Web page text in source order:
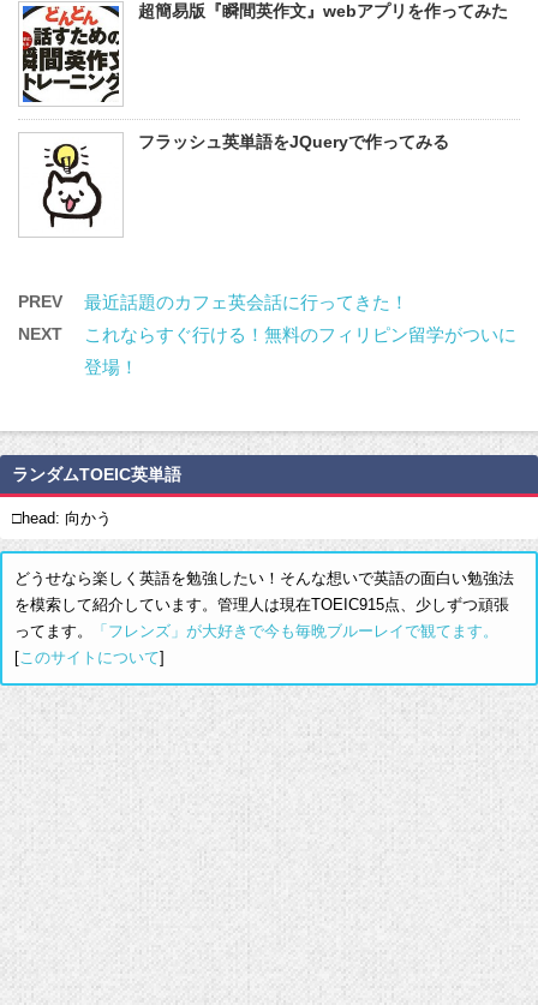
超簡易版『瞬間英作文』webアプリを作ってみた
フラッシュ英単語をJQueryで作ってみる
PREV 最近話題のカフェ英会話に行ってきた！
NEXT
これならすぐ行ける！無料のフィリピン留学がついに
登場！
ランダムTOEIC英単語
□head: 向かう
どうせなら楽しく英語を勉強したい！そんな想いで英語の面白い勉強法
を模索して紹介しています。管理人は現在TOEIC915点、少しずつ頑張
ってます。
「フレンズ」が大好きで今も毎晩ブルーレイで観てます。
[このサイトについて]